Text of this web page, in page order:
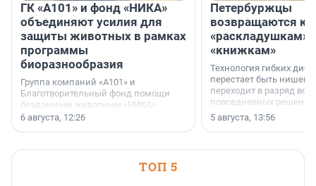
ГК «А101» и фонд «НИКА»
объединяют усилия для
защиты животных в рамках
программы
биоразнообразия
Группа компаний «А101» и
Благотворительный фонд помощи
бездомным животным «НИКА»
заключили соглашение о
6 августа, 12:26
Петербуржцы
возвращаются к
«раскладушкам»
«книжкам»
Технология гибких
перестает быть
переходит в разряд
повседневных
5 августа, 13:56
ТОП 5